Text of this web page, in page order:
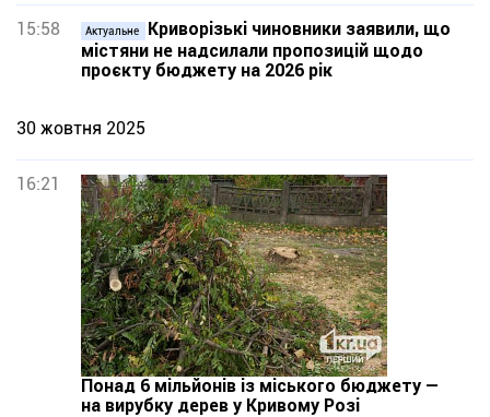
15:58 Актуальне
Криворізькі чиновники заявили, що
містяни не надсилали пропозицій щодо
проєкту бюджету на 2026 рік
30 жовтня 2025
16:21
Понад 6 мільйонів із міського бюджету —
на вирубку дерев у Кривому Розі